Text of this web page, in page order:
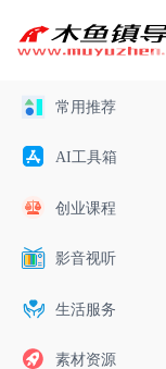
常用推荐
AI工具箱
创业课程
影音视听
生活服务
素材资源